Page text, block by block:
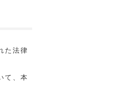
た法律
て、本